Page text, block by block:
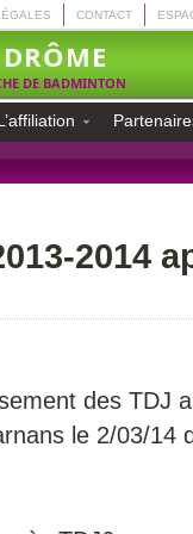
CONTACT
DE BADMINTON
2014
des TDJ
le 2/03/14